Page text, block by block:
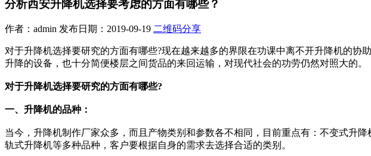
分析西安升降机选择要考虑的方面有哪些？
作者：admin 发布日期：2019-09-19 二维码分享
对于升降机选择要研究的方面有哪些?现在越来越多的界限在功课中离不开升降机的协助
升降的设备，也十分简便楼层之间货品的来回运输，对现代社会的功劳仍然对照大的。
对于升降机选择要研究的方面有哪些?
一、升降机的品种：
当今，升降机制作厂家众多，而且产物类别和参数各不相同，目前重点有：不变式升降
轨式升降机等多种品种，客户要根据自身的需求去选择合适的类别。